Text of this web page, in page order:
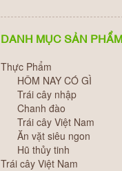
DANH MỤC SẢN PHẨM
Thực Phẩm
HÔM NAY CÓ GÌ
Trái cây nhập
Chanh đào
Trái cây Việt Nam
Ăn vặt siêu ngon
Hũ thủy tinh
Trái cây Việt Nam